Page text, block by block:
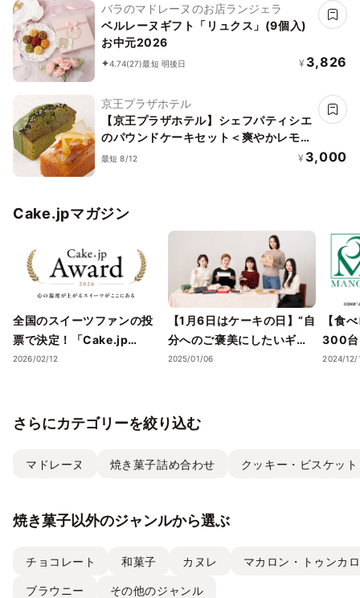
バラのマドレーヌのお店ランジェラ
ベルレーヌギフト「リュクス」(9個入)
お中元2026
4.74(27)最短 明後日 ¥ 3,826
京王プラザホテル
【京王プラザホテル】シェフパティシエ
のパウンドケーキセット＜爽やかレモン
＆抹茶＞
最短 8/12 ¥ 3,000
Cake.jpマガジン
全国のスイーツファンの投
票で決定！「Cake.jp
Award 2026」受賞店舗を
ツの名店が集結 ―
2026/02/12
【1月6日はケーキの日】“自
分へのご褒美にしたいギフ
トスイーツ・ケーキ”5選
2025/01/06
【食
300台
スイ
2024/12/
さらにカテゴリーを絞り込む
マドレーヌ 焼き菓子詰め合わせ クッキー・ビスケット
焼き菓子以外のジャンルから選ぶ
チョコレート 和菓子 カヌレ マカロン・トゥンカ
ブラウニー その他のジャンル